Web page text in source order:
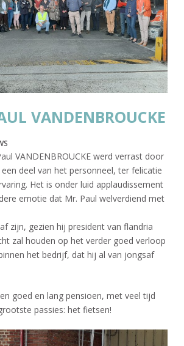
VANDENBROUCKE
VANDENBROUCKE werd verrast door
deel van het personneel, ter felicatie
Het is onder luid applaudissement
emotie dat Mr. Paul welverdiend met
zijn, gezien hij president van flandria
zal houden op het verder goed verloop
het bedrijf, dat hij al van jongsaf
goed en lang pensioen, met veel tijd
passies: het fietsen!